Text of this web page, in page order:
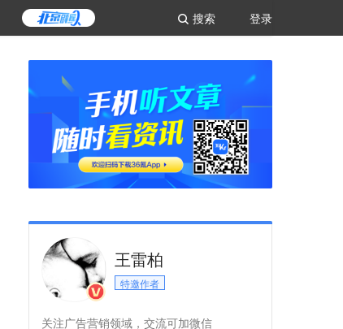
登录
搜索
王雷柏
特邀作者
关注广告营销领域，交流可加微信